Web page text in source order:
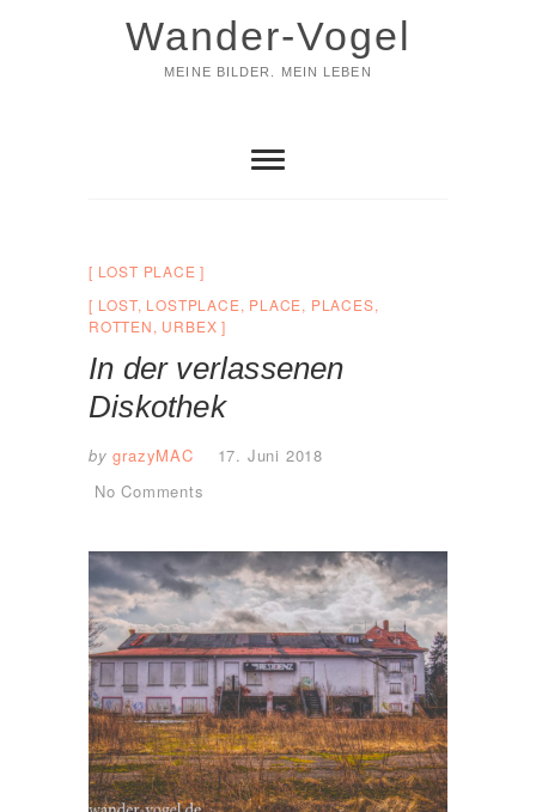
Wander-Vogel
MEINE BILDER. MEIN LEBEN
LOST PLACE
LOST, LOSTPLACE, PLACE, PLACES,
ROTTEN, URBEX
In der verlassenen
Diskothek
by grazyMAC
17. Juni 2018
No Comments